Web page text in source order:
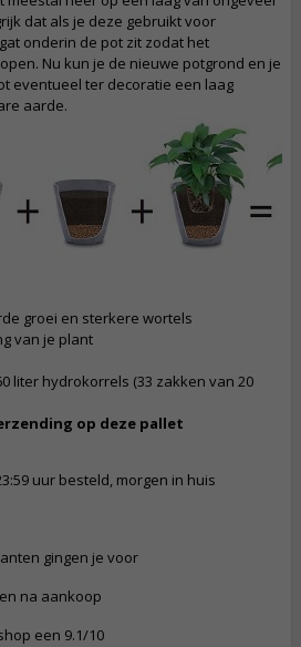
dat als je deze gebruikt voor
onderin de pot zit zodat het
Nu kun je de nieuwe potgrond en je
eventueel ter decoratie een laag
aarde.
groei en sterkere wortels
van je plant
liter hydrokorrels (33 zakken van 20
op deze pallet
uur besteld, morgen in huis
gingen je voor
na aankoop
een 9.1/10